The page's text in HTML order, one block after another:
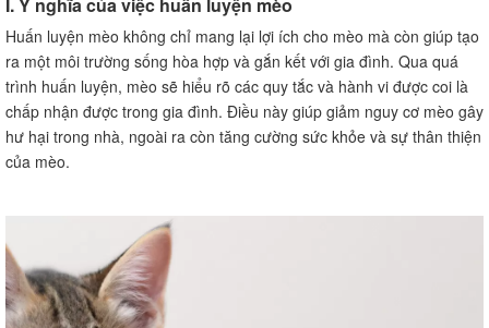
VII. Câu hỏi thường gặp về huấn luyện mèo
A. Mèo có thể được huấn luyện không?
B. Khi nào thì nên bắt đầu huấn luyện mèo?
C. Mèo có thể học được nhiều kỹ năng không?
VIII. Kết luận
Câu hỏi thường gặp về huấn luyện mèo:
Huấn luyện mèo không chỉ mang lại lợi ích cho mèo mà còn giúp tạo
ra một môi trường sống hòa hợp và gắn kết với gia đình. Qua quá
trình huấn luyện, mèo sẽ hiểu rõ các quy tắc và hành vi được coi là
chấp nhận được trong gia đình. Điều này giúp giảm nguy cơ mèo gây
hư hại trong nhà, ngoài ra còn tăng cường sức khỏe và sự thân thiện
của mèo.